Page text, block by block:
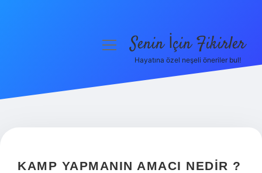
Hakkımızda
menüyüSenin İçin Fikirler
Hayatına özel neşeli öneriler bul!
KAMP YAPMANIN AMACI NEDIR ?